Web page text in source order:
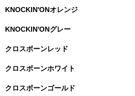
KNOCKIN'ONオレンジ
KNOCKIN'ONグレー
クロスボーンレッド
クロスボーンホワイト
クロスボーンゴールド